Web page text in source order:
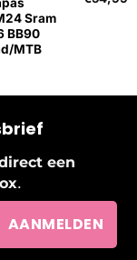
Sram
BB90
MTB
een
.